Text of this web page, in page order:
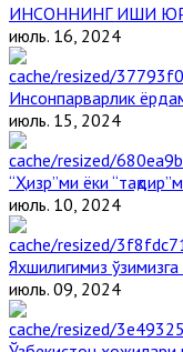
ИНСОННИНГ ИШИ
июль. 16, 2024
Инсонпарварлик
июль. 15, 2024
“Ҳизр”ми ёки
июль. 10, 2024
Яхшилигимиз ўзимизга
июль. 09, 2024